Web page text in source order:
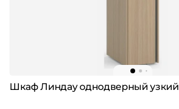
Шкаф Линдау однодверный узкий